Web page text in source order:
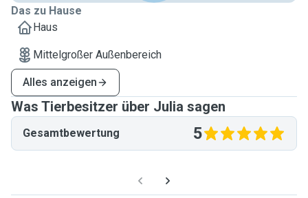
Das zu Hause
Haus
Mittelgroßer Außenbereich
Alles anzeigen
Was Tierbesitzer über Julia sagen
Gesamtbewertung 5